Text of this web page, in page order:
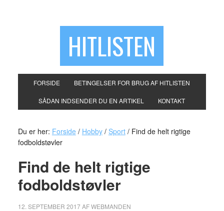
HITLISTEN
FORSIDE BETINGELSER FOR BRUG AF HITLISTEN
SÅDAN INDSENDER DU EN ARTIKEL KONTAKT
Du er her: Forside / Hobby / Sport /Find de helt rigtige
fodboldstøvler
Find de helt rigtige
fodboldstøvler
12. SEPTEMBER 2017AFWEBMANDEN